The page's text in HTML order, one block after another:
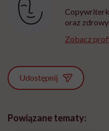
oraz
Zobacz
Udostępnij
Powiązane tematy: